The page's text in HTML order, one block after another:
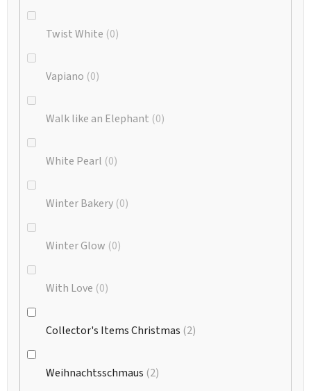
Twist White 0
Vapiano 0
Walk like an Elephant 0
White Pearl 0
Winter Bakery 0
Winter Glow 0
With Love 0
Collector's Items Christmas 2
Weihnachtsschmaus 2